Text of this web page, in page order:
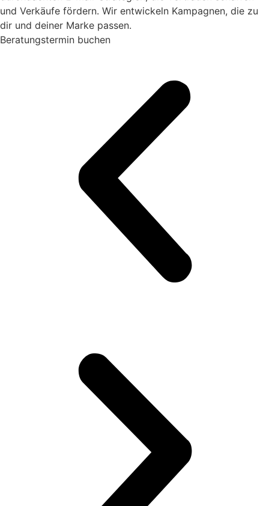
und Verkäufe fördern. Wir entwickeln Kampagnen, die zu
dir und deiner Marke passen.
Beratungstermin buchen